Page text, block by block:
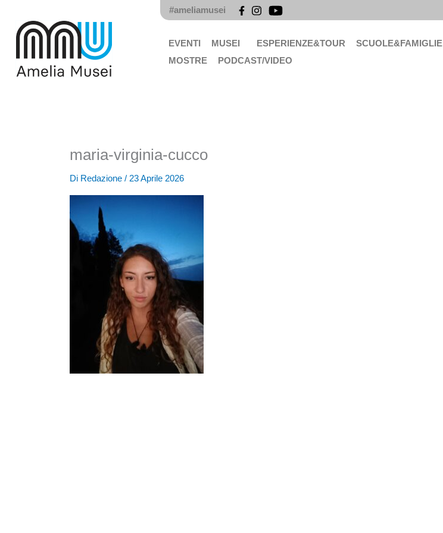
contenuto
#ameliamusei
EVENTI MUSEI ESPERIENZE&TOUR SCUOLE&FAMIGLIE
MOSTRE
PODCAST/VIDEO
maria-virginia-cucco
Di Redazione / 23 Aprile 2026